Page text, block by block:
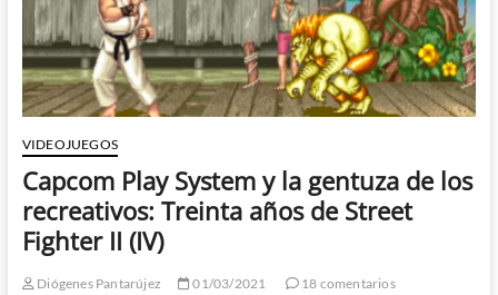
Street
Fighter
II
(V)
VIDEOJUEGOS
Capcom Play System y la gentuza de los
recreativos: Treinta años de Street
Fighter II (IV)
Diógenes Pantarújez 01/03/2021
18 comentarios